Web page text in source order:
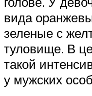
вида
зеленые с
туловище. В
такой
у мужских